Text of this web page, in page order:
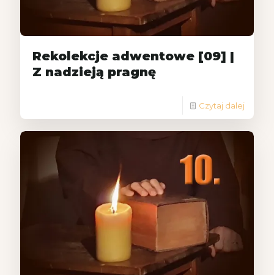
Rekolekcje adwentowe [09] |
Z nadzieją pragnę
Czytaj dalej